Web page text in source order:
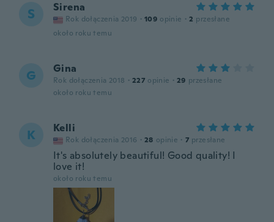
S Sirena
Rok dołączenia 2019 · 109 opinie · 2 przesłane
około roku temu
G Gina
Rok dołączenia 2018 · 227 opinie · 29 przesłane
około roku temu
K Kelli
Rok dołączenia 2016 · 28 opinie · 7 przesłane
It's absolutely beautiful! Good quality! I
love it!
około roku temu